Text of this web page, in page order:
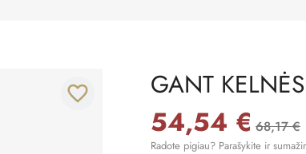
favorite_border GANT
54,54 € 68,17 €
Radote pigiau? Parašykite ir